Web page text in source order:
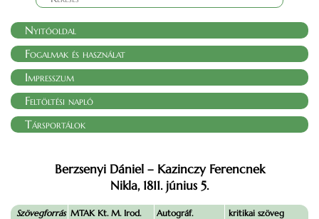
Nyitóoldal
Fogalmak és használat
Impresszum
Feltöltési napló
Társportálok
Berzsenyi Dániel – Kazinczy Ferencnek
Nikla, 1811. június 5.
Szövegforrás MTAK Kt. M. Irod.
Autográf.
kritikai szöveg